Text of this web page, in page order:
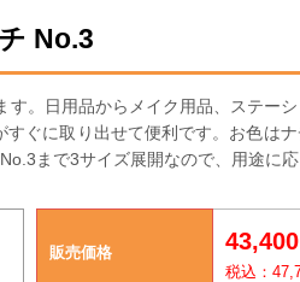
No.3
。日用品からメイク用品、ステー
ぐに取り出せて便利です。お色は
まで3サイズ展開なので、用途に応
販売価格
税込：